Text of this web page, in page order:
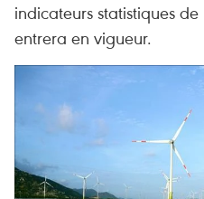
indicateurs statistiques
entrera en vigueur.